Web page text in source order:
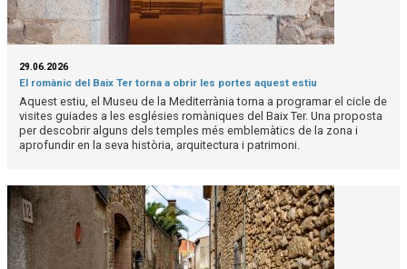
29.06.2026
El romànic del Baix Ter torna a obrir les portes aquest estiu
Aquest estiu, el Museu de la Mediterrània torna a programar el cicle de
visites guiades a les esglésies romàniques del Baix Ter. Una proposta
per descobrir alguns dels temples més emblemàtics de la zona i
aprofundir en la seva història, arquitectura i patrimoni.